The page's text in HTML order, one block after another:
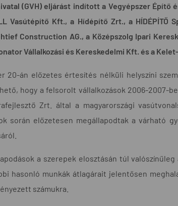
(GVH) eljárást indított a Vegyépszer
Vasútépítő Kft., a Hídépítő Zrt., a
Construction AG., a Középszolg Ipari
Vállalkozási és Kereskedelmi Kft. és a
20-án előzetes értesítés nélküli helyszíni
hogy a felsorolt vállalkozások 2006-2007-
Zrt. által a magyarországi
során előzetesen megállapodtak a várható
a szerepek elosztásán túl
hasonló munkák átlagárait jelentősen
számukra.